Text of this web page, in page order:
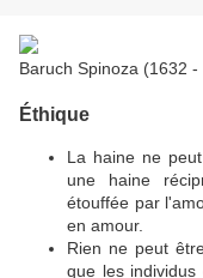
Baruch Spinoza (1632
Éthique
La haine ne
une haine
étouffée par
en amour.
Rien ne peut
que les